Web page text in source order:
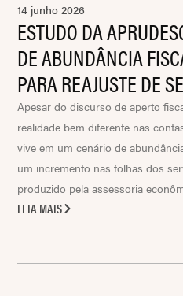
14 junho 2026
ESTUDO DA
DE ABUNDÂNCIA
PARA REAJUSTE DE
Apesar do discurso de aperto
realidade bem diferente nas
vive em um cenário de
um incremento nas folhas dos
produzido pela assessoria
LEIA MAIS